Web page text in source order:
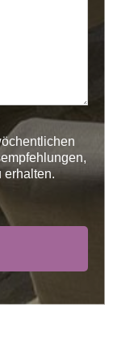
erhalten.